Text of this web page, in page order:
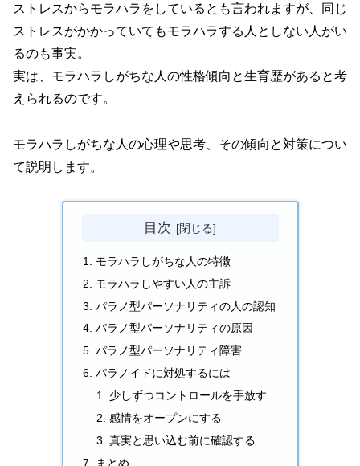
ストレスからモラハラをしているとも言われますが、同じ
ストレスがかかっていてもモラハラする人としない人がい
るのも事実。
実は、モラハラしがちな人の性格傾向と生育歴があると考
えられるのです。
モラハラしがちな人の心理や思考、その傾向と対策につい
て説明します。
目次
モラハラしがちな人の特徴
モラハラしやすい人の主訴
パラノ型パーソナリティの人の認知
パラノ型パーソナリティの原因
パラノ型パーソナリティ障害
パラノイドに対処するには
少しずつコントロールを手放す
感情をオープンにする
真実と思い込む前に確認する
まとめ